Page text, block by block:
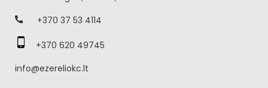
+370 37 53 4114
+370 620 49745
info@ezereliokc.lt